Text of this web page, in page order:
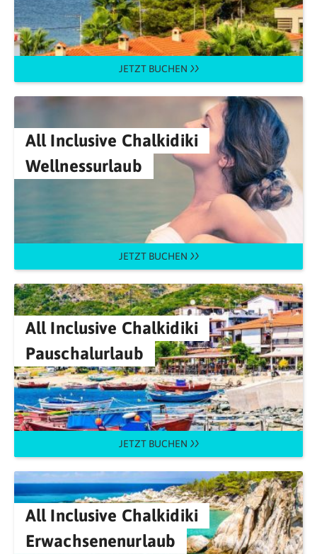
JETZT BUCHEN
All Inclusive Chalkidiki
Wellnessurlaub
JETZT BUCHEN
All Inclusive Chalkidiki
Pauschalurlaub
JETZT BUCHEN
All Inclusive Chalkidiki
Erwachsenenurlaub